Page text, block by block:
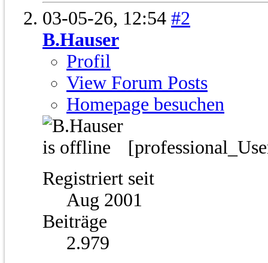
03-05-26, 12:54 #2
B.Hauser
Profil
View Forum Posts
Homepage besuchen
Registriert seit
Aug 2001
Beiträge
2.979